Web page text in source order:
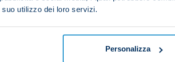
utilizzo dei loro servizi.
Personalizza
your friends and support